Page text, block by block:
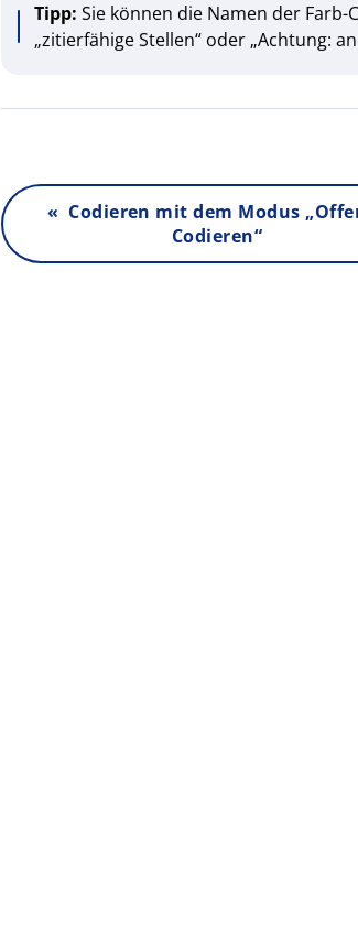
Tipp: Sie können die Namen der Farb-
„zitierfähige Stellen“ oder „Achtung:
« Codieren mit dem Modus
Codieren“